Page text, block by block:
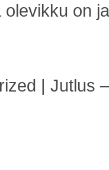
on
| Jutlus